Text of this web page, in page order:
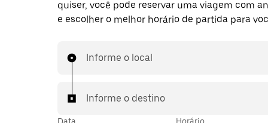
quiser, você pode reservar uma viagem com
e escolher o melhor horário de partida para
Informe o local
Informe o destino